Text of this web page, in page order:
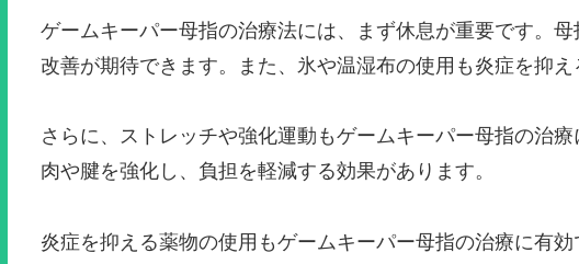
ゲームキーパー母指の治療法には、まず休息が重要です。
改善が期待できます。また、氷や温湿布の使用も炎症を抑え
さらに、ストレッチや強化運動もゲームキーパー母指の治
肉や腱を強化し、負担を軽減する効果があります。
炎症を抑える薬物の使用もゲームキーパー母指の治療に有